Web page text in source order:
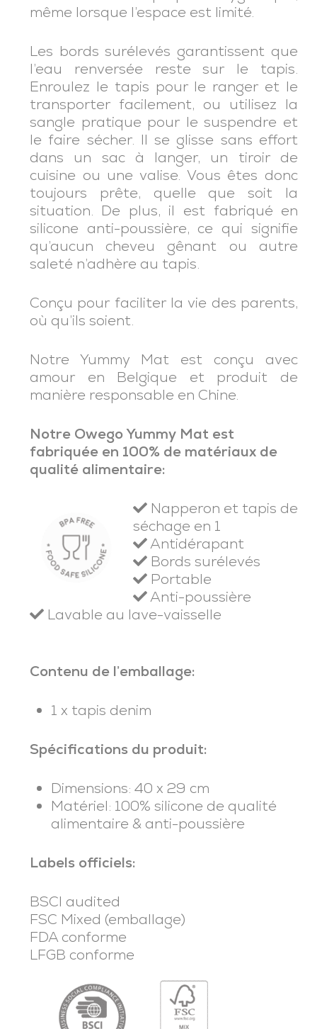
même lorsque l’espace est limité.
Les bords surélevés garantissent que
l’eau renversée reste sur le tapis.
Enroulez le tapis pour le ranger et le
transporter facilement, ou utilisez la
sangle pratique pour le suspendre et
le faire sécher. Il se glisse sans effort
dans un sac à langer, un tiroir de
cuisine ou une valise. Vous êtes donc
toujours prête, quelle que soit la
situation. De plus, il est fabriqué en
silicone anti-poussière, ce qui signifie
qu’aucun cheveu gênant ou autre
saleté n’adhère au tapis.
Conçu pour faciliter la vie des parents,
où qu’ils soient.
Notre Yummy Mat est conçu avec
amour en Belgique et produit de
manière responsable en Chine.
Notre Owego Yummy Mat est
fabriquée en 100% de matériaux de
qualité alimentaire:
Napperon et tapis de
séchage en 1
Antidérapant
Bords surélevés
Portable
Anti-poussière
Lavable au lave-vaisselle
Contenu de l’emballage:
1 x tapis denim
Spécifications du produit:
Dimensions: 40 x 29 cm
Matériel: 100% silicone de qualité
alimentaire & anti-poussière
Labels officiels:
BSCI audited
FSC Mixed (emballage)
FDA conforme
LFGB conforme